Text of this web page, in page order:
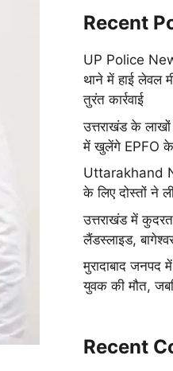
Recent
UP Police
थाने में हाई लेवल
तुरंत कार्रवाई
उत्तराखंड के लाखों
में खुलेंगे EPFO के
Uttarakhand
के लिए दोस्तों ने
उत्तराखंड में
लैंडस्लाइड,
मुरादाबाद
युवक की मौत,
Recent